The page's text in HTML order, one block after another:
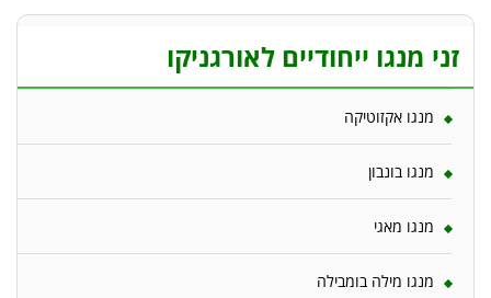
זני מנגו ייחודיים לאורגניקו
מנגו אקזוטיקה
מנגו בונבון
מנגו מאגי
מנגו מילה בומבילה